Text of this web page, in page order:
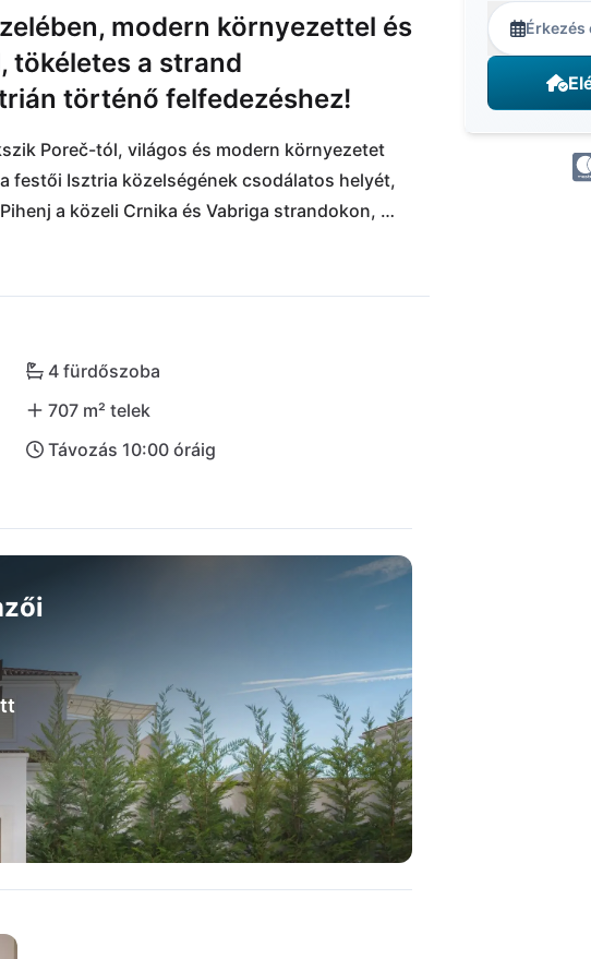
modern környezettel és
tökéletes a strand
történő felfedezéshez!
Poreč-tól, világos és modern környezetet
festői Isztria közelségének csodálatos helyét,
a közeli Crnika és Vabriga strandokon,
várnak rád a Kod Stelia és Konoba
megközelíthető. A mindennapi
messze található. Az idilli környezet sétákra
a nagyobb városokhoz, mint Rovinj vagy
4 fürdőszoba
707 m² telek
Távozás 10:00 óráig
Érkezés